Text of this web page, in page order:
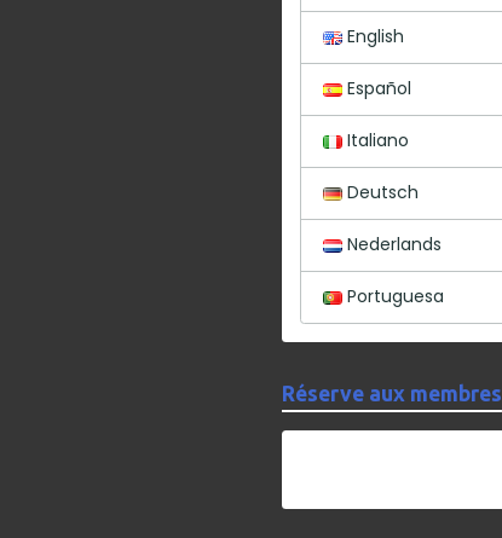
English
Español
Italiano
Deutsch
Nederlands
Portuguesa
Réserve aux membres